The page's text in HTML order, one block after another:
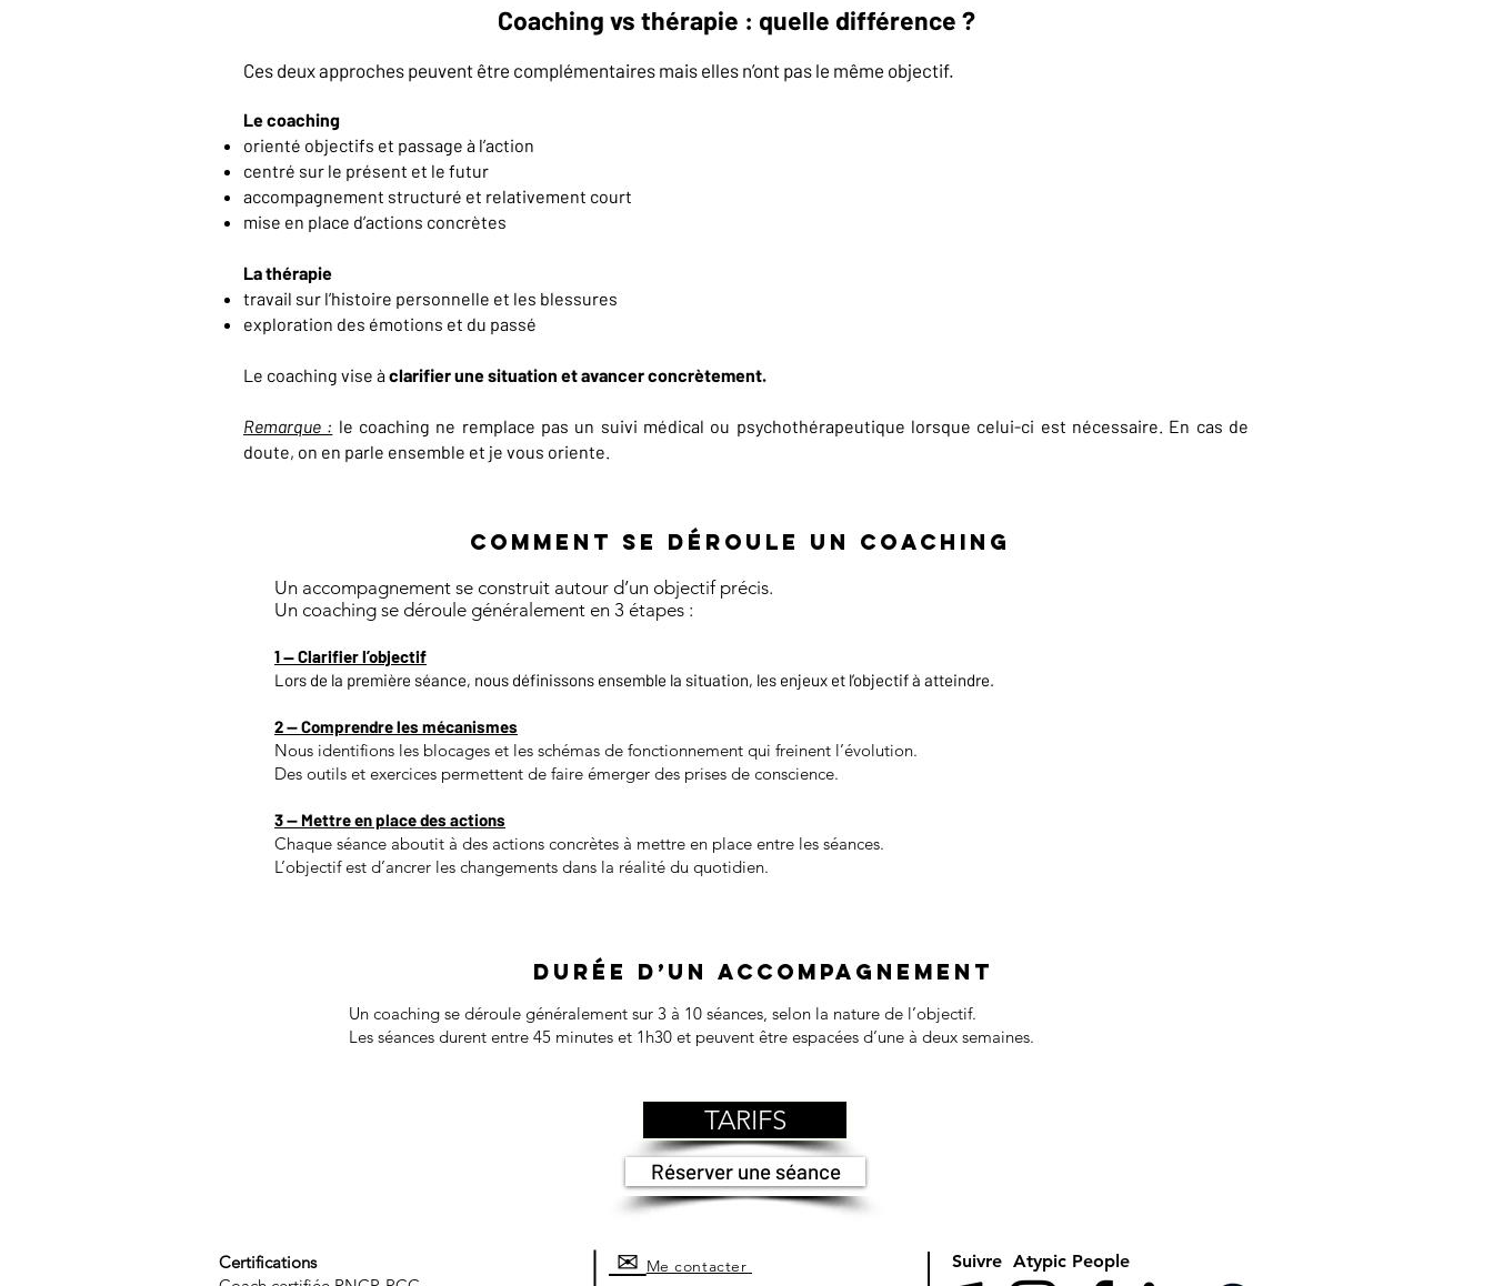
Coaching vs thérapie : quelle différence ?
Ces deux approches peuvent être complémentaires mais elles n’ont pas le même objectif.
Le coaching
orienté objectifs et passage à l’action
centré sur le présent et le futur
accompagnement structuré et relativement court
mise en place d’actions concrètes
La thérapie
travail sur l’histoire personnelle et les blessures
exploration des émotions et du passé
Le coaching vise àclarifier une situation et avancer concrètement.
Remarque : le coaching ne remplace pas un suivi médical ou psychothérapeutique lorsque celui-ci est nécessaire. En cas de
doute, on en parle ensemble et je vous oriente.
COMMENT SE DÉROULE UN COACHING
Un accompagnement se construit autour d’un objectif précis.
Un coaching se déroule généralement en 3 étapes :
1 — Clarifier l’objectif
Lors de la première séance, nous définissons ensemble la situation, les enjeux et l’objectif à atteindre.
2 — Comprendre les mécanismes
Nous identifions les blocages et les schémas de fonctionnement qui freinent l’évolution.
Des outils et exercices permettent de faire émerger des prises de conscience.
​3 — Mettre en place des actions
Chaque séance aboutit à des actions concrètes à mettre en place entre les séances.
L’objectif est d’ancrer les changements dans la réalité du quotidien.
DURÉE D’UN ACCOMPAGNEMENT
Un coaching se déroule généralement sur 3 à 10 séances, selon la nature de l’objectif.
Les séances durent entre 45 minutes et 1h30 et peuvent être espacées d’une à deux semaines.
TARIFS
Réserver une séance
Certifications
✉ Me contacter Suivre Atypic People